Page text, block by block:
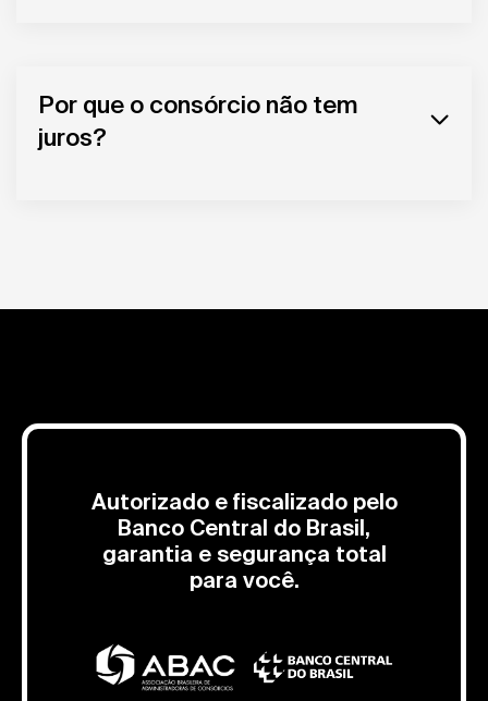
Por que o consórcio não tem
juros?
Autorizado e fiscalizado pelo
Banco Central do Brasil,
garantia e segurança total
para você.